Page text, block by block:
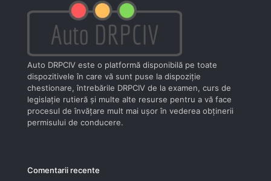
Auto DRPCIV este o platformă disponibilă pe toate
dispozitivele în care vă sunt puse la dispoziţie
chestionare, întrebările DRPCIV de la examen, curs de
legislaţie rutieră şi multe alte resurse pentru a vă face
procesul de învăţare mult mai uşor în vederea obţinerii
permisului de conducere.
Comentarii recente